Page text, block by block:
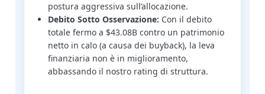
postura aggressiva sull’allocazione.
Debito Sotto Osservazione: Con il debito
totale fermo a $43.08B contro un patrimonio
netto in calo (a causa dei buyback), la leva
finanziaria non è in miglioramento,
abbassando il nostro rating di struttura.